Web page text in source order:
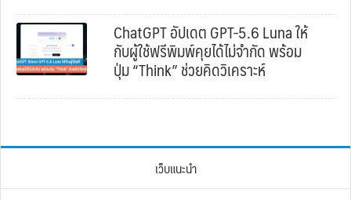
ChatGPT อัปเดต GPT-5.6 Luna ให้
กับผู้ใช้ฟรีพิมพ์คุยได้ไม่จำกัด พร้อม
ปุ่ม “Think” ช่วยคิดวิเคราะห์
เว็บแนะนำ